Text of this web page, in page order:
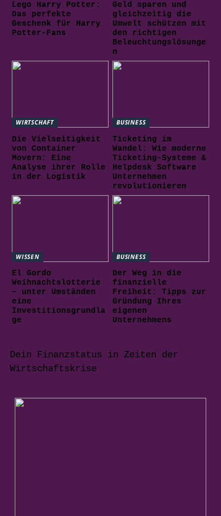
Lego Harry Potter:
Das perfekte
Geschenk für Harry
Potter-Fans
Geld sparen und
gleichzeitig die
Umwelt schützen mit
den richtigen
Beleuchtungslösunge
n
WIRTSCHAFT
Die Vielseitigkeit
von Container
Movern: Eine
Analyse ihrer Rolle
in der Logistik
BUSINESS
Ticketing im
Wandel: Wie moderne
Ticketing-Systeme &
Helpdesk Software
Unternehmen
revolutionieren
WISSEN
El Gordo
Weihnachtslotterie
– unter Umständen
eine
Investitionsgrundla
ge
BUSINESS
Der Weg in die
finanzielle
Freiheit: Tipps zur
Gründung Ihres
eigenen
Unternehmens
Dein Finanzstatus in Zeiten der
Wirtschaftskrise